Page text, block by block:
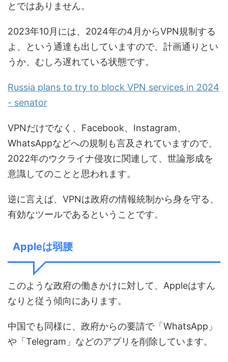
とではありません。
2023年10月には、2024年の4月からVPN規制する
よ、という通達も出していますので、計画通りとい
うか、むしろ遅れている状態です。
Russia plans to try to block VPN services in 2024
- senator
VPNだけでなく、Facebook、Instagram、
WhatsAppなどへの規制も言及されていますので、
2022年のウクライナ侵攻に関連して、世論形成を
意識してのことと思われます。
逆に言えば、VPNは政府の情報統制から身を守る、
有効なツールであるということです。
Appleは弱腰
このような政府の働きかけに対して、Appleはすん
なりと従う傾向にあります。
中国でも同様に、政府からの要請で「WhatsApp」
や「Telegram」などのアプリを削除しています。